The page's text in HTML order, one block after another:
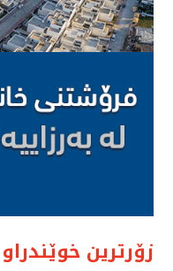
زۆرترین خوێندراو